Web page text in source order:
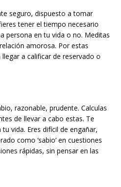
seguro, dispuesto a tomar
tener el tiempo necesario
persona en tu vida o no. Meditas
amorosa. Por estas
a calificar de reservado o
razonable, prudente. Calculas
de llevar a cabo estas. Te
vida. Eres difícil de engañar,
como ‘sabio’ en cuestiones
rápidas, sin pensar en las